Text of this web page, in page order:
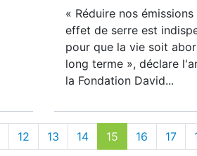
« Réduire nos
effet de serre est
pour que la vie soit
long terme », déclare
la Fondation David...
12 13 14 15 16 17